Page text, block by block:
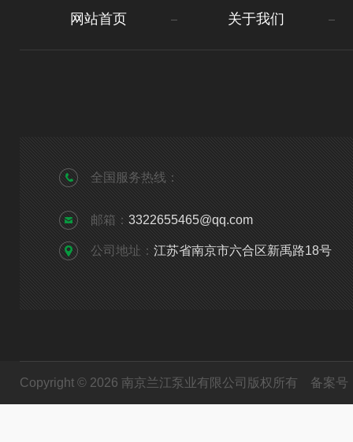
网站首页 关于我们
全国服务热线：
邮箱： 3322655465@qq.com
公司地址： 江苏省南京市六合区新禹路18号
Copyright © 2026 南京兰江泵业有限公司版权所有 备案号